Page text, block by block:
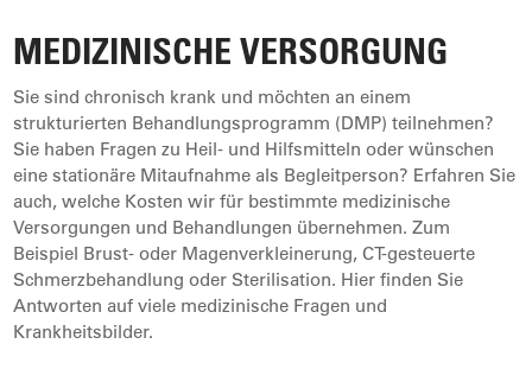
MEDIZINISCHE VERSORGUNG
Sie sind chronisch krank und möchten an einem
strukturierten Behandlungsprogramm (DMP) teilnehmen?
Sie haben Fragen zu Heil- und Hilfsmitteln oder wünschen
eine stationäre Mitaufnahme als Begleitperson? Erfahren Sie
auch, welche Kosten wir für bestimmte medizinische
Versorgungen und Behandlungen übernehmen. Zum
Beispiel Brust- oder Magenverkleinerung, CT-gesteuerte
Schmerzbehandlung oder Sterilisation. Hier finden Sie
Antworten auf viele medizinische Fragen und
Krankheitsbilder.